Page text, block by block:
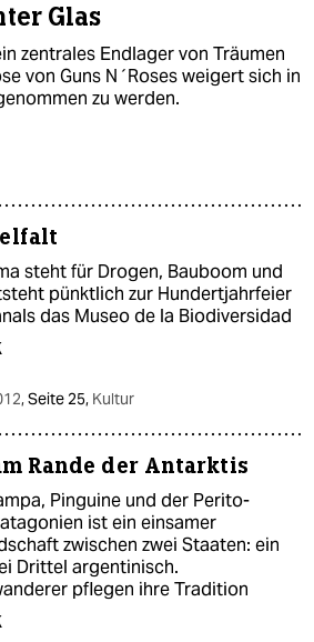
Glas
zentrales Endlager von Träumen
von Guns N´Roses weigert sich in
zu werden.
steht für Drogen, Bauboom und
pünktlich zur Hundertjahrfeier
das Museo de la Biodiversidad
,Seite 25, Kultur
Rande der Antarktis
Pinguine und der Perito-
ist ein einsamer
zwischen zwei Staaten: ein
Drittel argentinisch.
pflegen ihre Tradition